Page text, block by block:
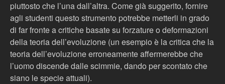
piuttosto che l’una dall’altra. Come già suggerito, fornire
agli studenti questo strumento potrebbe metterli in grado
di far fronte a critiche basate su forzature o deformazioni
della teoria dell’evoluzione (un esempio è la critica che la
teoria dell’evoluzione erroneamente affermerebbe che
l’uomo discende dalle scimmie, dando per scontato che
siano le specie attuali).